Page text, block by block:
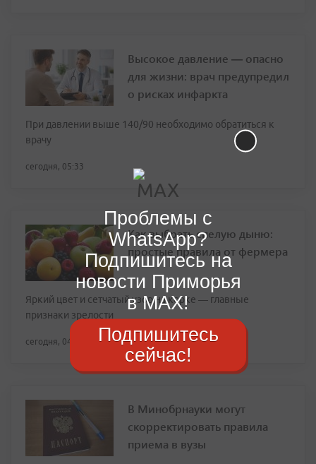
Высокое давление — опасно
для жизни: врач предупредил
о рисках инфаркта
При давлении выше 140/90 необходимо обратиться к
врачу
сегодня, 05:33
Как выбрать спелую дыню:
простые правила от фермера
Яркий цвет и сетчатый узор на корке — главные
признаки зрелости
сегодня, 04:29
В Минобрнауки могут
скорректировать правила
приема в вузы
Проблемы с
WhatsApp?
Подпишитесь на
новости Приморья
в MAX!
Подпишитесь
сейчас!